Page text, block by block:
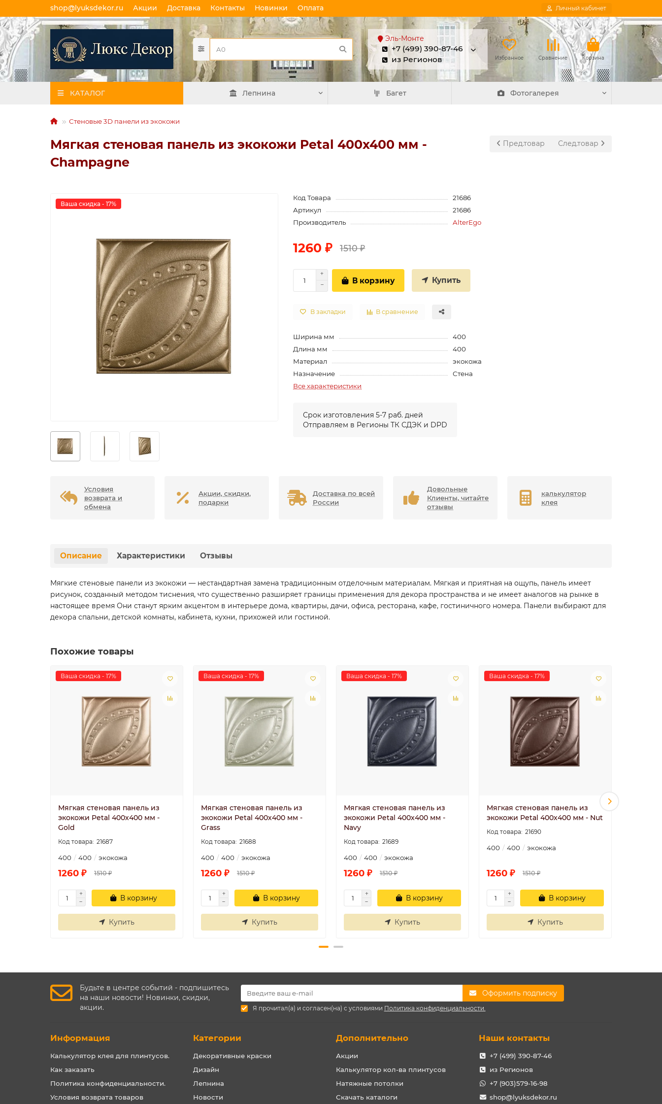
shop@lyuksdekor.ru Акции Доставка Контакты Новинки Оплата Личный кабинет
Эль-Монте
+7 (499) 390-87-46
из Регионов
Избранное Сравнение Корзина
КАТАЛОГ Лепнина Багет Фотогалерея
Стеновые 3D панели из экокожи
Пред.товар След.товар
Мягкая стеновая панель из экокожи Petal 400х400 мм -
Champagne
Ваша скидка - 17%
Код Товара
21686
Артикул
21686
Производитель
AlterEgo
1260 ₽ 1510 ₽
В корзину Купить
В закладки В сравнение
Ширина мм
400
Длина мм
400
Материал
экокожа
Назначение
Стена
Все характеристики
Срок изготовления 5-7 раб. дней
Отправляем в Регионы ТК СДЭК и DPD
Условия
возврата и
обмена
Акции, скидки,
подарки
Доставка по всей
России
Довольные
Клиенты, читайте
отзывы
калькулятор
клея
Описание Характеристики Отзывы
Мягкие стеновые панели из экокожи — нестандартная замена традиционным отделочным материалам. Мягкая и приятная на ощупь, панель имеет
рисунок, созданный методом тиснения, что существенно разширяет границы применения для декора пространства и не имеет аналогов на рынке в
настоящее время Они станут ярким акцентом в интерьере дома, квартиры, дачи, офиса, ресторана, кафе, гостиничного номера. Панели выбирают для
декора спальни, детской комнаты, кабинета, кухни, прихожей или гостиной.
Похожие товары
Ваша скидка - 17%
Мягкая стеновая панель из
экокожи Petal 400х400 мм -
Gold
21687
400 400 экокожа
1260 ₽ 1510 ₽
В корзину
Купить
Ваша скидка - 17%
Мягкая стеновая панель из
экокожи Petal 400х400 мм -
Grass
21688
400 400 экокожа
1260 ₽ 1510 ₽
В корзину
Купить
Ваша скидка - 17%
Мягкая стеновая панель из
экокожи Petal 400х400 мм -
Navy
21689
400 400 экокожа
1260 ₽ 1510 ₽
В корзину
Купить
Ваша скидка - 17%
Мягкая стеновая панель из
экокожи Petal 400х400 мм - Nut
21690
400 400 экокожа
1260 ₽ 1510 ₽
В корзину
Купить
Будьте в центре событий - подпишитесь
на наши новости! Новинки, скидки,
акции.
Оформить подписку
Я прочитал(а) и согласен(на) с условиями Политика конфиденциальности.
Информация
Калькулятор клея для плинтусов.
Как заказать
Политика конфиденциальности.
Условия возврата товаров
Категории
Декоративные краски
Дизайн
Лепнина
Новости
Дополнительно
Акции
Калькулятор кол-ва плинтусов
Натяжные потолки
Скачать каталоги
Наши контакты
+7 (499) 390-87-46
из Регионов
+7 (903)579-16-98
shop@lyuksdekor.ru